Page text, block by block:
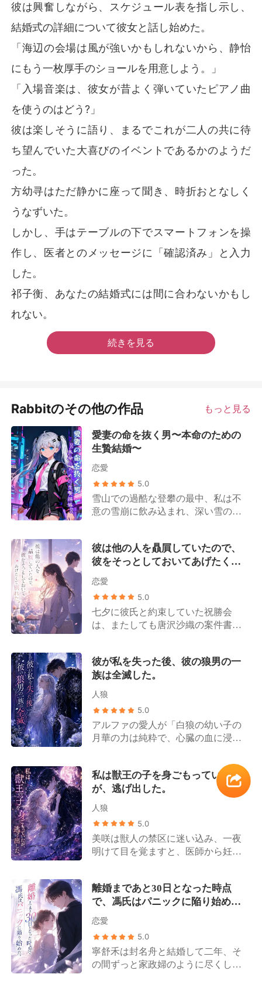
彼は興奮しながら、スケジュール表を指し示し、
結婚式の詳細について彼女と話し始めた。
「海辺の会場は風が強いかもしれないから、静怡
にもう一枚厚手のショールを用意しよう。」
「入場音楽は、彼女が昔よく弾いていたピアノ曲
を使うのはどう?」
彼は楽しそうに語り、まるでこれが二人の共に待
ち望んでいた大喜びのイベントであるかのようだ
った。
方幼寻はただ静かに座って聞き、時折おとなしく
うなずいた。
しかし、手はテーブルの下でスマートフォンを操
作し、医者とのメッセージに「確認済み」と入力
した。
祁子衡、あなたの結婚式には間に合わないかもし
れない。
続きを見る
Rabbitのその他の作品 もっと見る
愛妻の命を抜く男〜本命のための
生贄結婚〜
恋愛
5.0
雪山での過酷な登攀の最中、私は不
意の雪崩に飲み込まれ、深い雪の底
れ、命の灯火は今にも消えようとし
ていた。 そんな私を、夫は素手で10
時間も雪を掘り続け、十本の指から
痛ましいほど血を滴らせながら救い
出してくれた。そして直ちにチャー
ター機を手配し、最高級のプライベ
ート病院へと私を運び込み、懸命の
はふっとわずかな意識を取り戻し
た。そこで耳にしたのは、夫と担当
医が交わす信じられない会話だっ
す。 なぜ、奥様の造血幹細胞まで一
滴残らず抜き取ろうとなさるのです
がご自身のその手で彼女の生きる希
望を完全に断ち切ることになってし
まいますよ！」 いつもは感情を抑え
た理知的な夫の声が、骨の髄まで凍
るような残忍さを帯びて静かに響い
た。 「今日まで、この女を何不自由
なく健康に生かしてやったこと。そ
れこそが俺の最大の慈悲だ」 「俺が
は、心から愛するあの女だけだ。そ
して、あの女を救えるのはこの女の
つに背負った借りの代償だ。何とし
ても命で返させる！」 ああ、そうい
うことだったのか。生も死も共にし
ようというあの美しい誓いは、私だ
彼は他の人を贔屓していたので、
彼をそっとしておいてあげたくて
別れた。
恋愛
5.0
七夕に彼氏と約束していた祝勝会
は、またしても唐沢沙織の案件書類
まった。 私は会議室の片隅に座り、
窮屈なドレスに身を包んだ指先は冷
え切っていた。 藤原翔太は案件書類
れほど何度も勝訴してきたじゃない
か、唐沢沙織が刑事案件を担当する
のは初めてなんだ、少しは譲ってや
スが苦しくて息が詰まり、腰のあた
りがファスナーで擦れて痛む。 立ち
上がって彼に白湯を頼もうとした
が、彼がとっくに唐沢沙織を連れて
資料室へ行ってしまったことに気づ
沢沙織が投稿したばかりのSNSの投
稿が目に飛び込んできた。 「藤原翔
伝ってくださるなんて、本当に幸運
です!」 彼女がミルクティーを手に
自撮りした写真には、藤原翔太が隣
に立ち、案件書類を指差しながら一
つ一つ解説している姿が写ってい
た。 その大きな手が、彼女が間違っ
てマークした条文を優しく指し示し
ている。その様子は、忍耐そのもの
彼が私を失った後、彼の狼男の一
族は全滅した。
人狼
5.0
アルファの愛人が「白狼の幼い子の
月華の力は純粋で、心臓の血に浸し
羅文は兵士たちに命じ、妊娠九ヶ月
の私を手術台に縛り付け、腹に宿る
双子の狼の子を無理やり引き裂くよ
うに取り出した。 全身を貫くような
激痛に、私は泣きながら彼の足元に
ひざまずき、哀願した。 「狼の子は
早産で、まだ未熟です。これ以上、
心臓の血を奪えば死んでしまいま
どうか、どうか子供たちを助けてく
ださい……」 しかし羅文は意に介さ
なかった。「ほんの数滴、狼の子の
いている嫉妬の罪滅ぼしだと思え」
彼の冷酷な顔を見つめ、私の体内の
私は獣王の子を身ごもっていた
が、逃げ出した。
人狼
5.0
美咲は獣人の禁区に迷い込み、一夜
明けて目を覚ますと、医師から妊娠
途端、父親が冷たく言い放った。
「ドレーヴン家が求めているのは
『純潔な女』」だ 彼女は一瞬で凍り
牛耳るドレーヴン家の当主、カルヴ
ィン・ドレーヴン。噂では、人を殺
すのに瞬き一つしない獣王だとい
離婚まであと30日となった時点
で、馮氏はパニックに陥り始め
た。
恋愛
5.0
寧舒禾は封名舟と結婚して二年、そ
の間ずっと家政婦のように尽くして